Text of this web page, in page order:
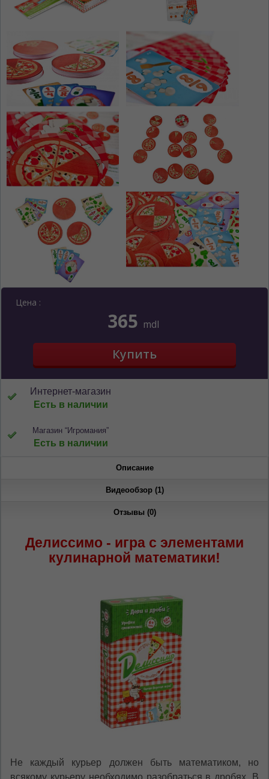
Цена :
365 mdl
Интернет-магазин
Есть в наличии
Магазин “Игромания”
Есть в наличии
Описание
Видеообзор (1)
Отзывы (0)
Делиссимо - игра с элементами
кулинарной математики!
Не каждый курьер должен быть математиком, но
всякому курьеру необходимо разобраться в дробях. В
ЯЗЫК САЙТА / LIMBA SITE-ULUI
просматривать наш сайт?
Беспокоим Вас только один раз, далее
сохраним Ваш выбор языка.
vom salva alegerea limbii.
сайта, то это можно всегда сделать в
правом верхнем углу страницы.